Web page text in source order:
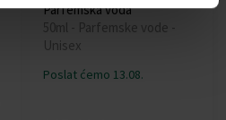
Parfemska voda
50ml - Parfemske vode -
Unisex
Poslat ćemo 13.08.